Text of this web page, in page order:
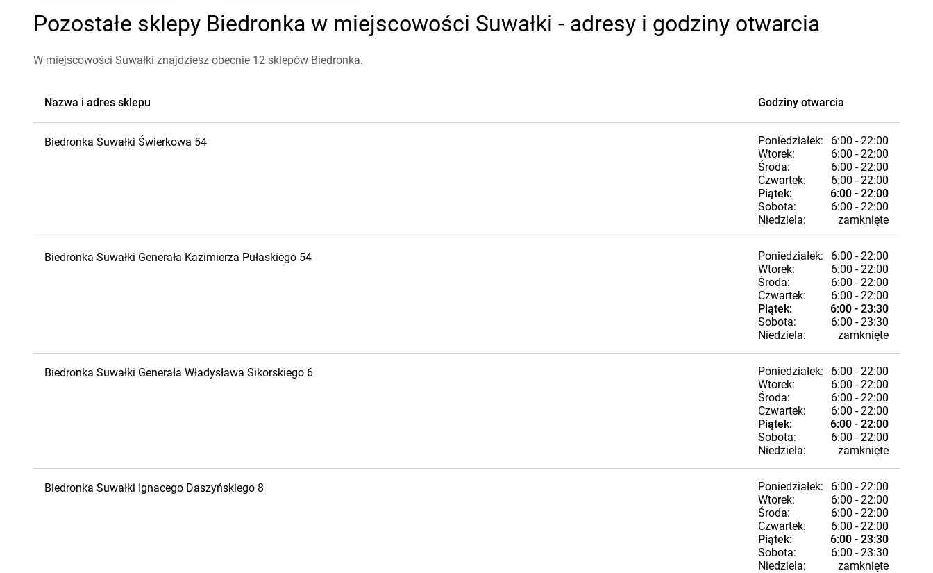
Pozostałe sklepy Biedronka w miejscowości Suwałki - adresy i godziny otwarcia
W miejscowości Suwałki znajdziesz obecnie 12 sklepów Biedronka.
Nazwa i adres sklepu Godziny otwarcia
Biedronka Suwałki Świerkowa 54 Poniedziałek:
6:00 - 22:00
Wtorek:
6:00 - 22:00
Środa:
6:00 - 22:00
Czwartek:
6:00 - 22:00
Piątek:
6:00 - 22:00
Sobota:
6:00 - 22:00
Niedziela:
zamknięte
Biedronka Suwałki Generała Kazimierza Pułaskiego 54 Poniedziałek:
6:00 - 22:00
Wtorek:
6:00 - 22:00
Środa:
6:00 - 22:00
Czwartek:
6:00 - 22:00
Piątek:
6:00 - 23:30
Sobota:
6:00 - 23:30
Niedziela:
zamknięte
Biedronka Suwałki Generała Władysława Sikorskiego 6 Poniedziałek:
6:00 - 22:00
Wtorek:
6:00 - 22:00
Środa:
6:00 - 22:00
Czwartek:
6:00 - 22:00
Piątek:
6:00 - 22:00
Sobota:
6:00 - 22:00
Niedziela:
zamknięte
Biedronka Suwałki Ignacego Daszyńskiego 8 Poniedziałek:
6:00 - 22:00
Wtorek:
6:00 - 22:00
Środa:
6:00 - 22:00
Czwartek:
6:00 - 22:00
Piątek:
6:00 - 23:30
Sobota:
6:00 - 23:30
Niedziela:
zamknięte